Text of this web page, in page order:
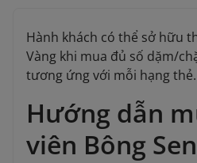
Hành khách có thể sở hữu
Vàng khi mua đủ số dặm/
tương ứng với mỗi hạng thẻ.
Hướng dẫn
viên Bông